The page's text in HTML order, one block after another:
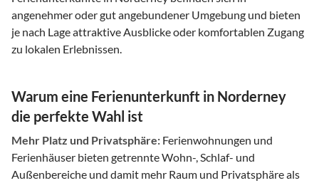
angenehmer oder gut angebundener Umgebung und bieten
je nach Lage attraktive Ausblicke oder komfortablen Zugang
zu lokalen Erlebnissen.
Warum eine Ferienunterkunft in Norderney
die perfekte Wahl ist
Mehr Platz und Privatsphäre: Ferienwohnungen und
Ferienhäuser bieten getrennte Wohn-, Schlaf- und
Außenbereiche und damit mehr Raum und Privatsphäre als